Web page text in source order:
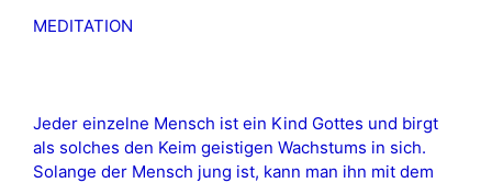
MEDITATION
Jeder einzelne Mensch ist ein Kind Gottes und birgt
als solches den Keim geistigen Wachstums in sich.
Solange der Mensch jung ist, kann man ihn mit dem